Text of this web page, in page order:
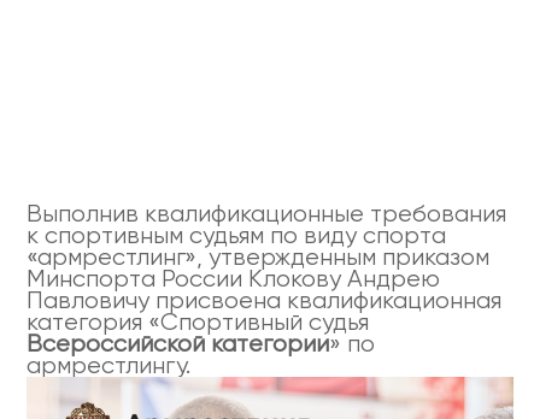
Выполнив квалификационные требования
к спортивным судьям по виду спорта
«армрестлинг», утвержденным приказом
Минспорта России Клокову Андрею
Павловичу присвоена квалификационная
категория «Спортивный судья
Всероссийской категории» по
армрестлингу.